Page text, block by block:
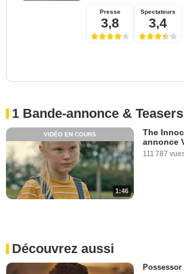
Presse
3,8
Spectateurs
3,4
1 Bande-annonce & Teasers
1:46
VIDÉO EN COURS
The
annonce
111 787
Découvrez aussi
Possessor